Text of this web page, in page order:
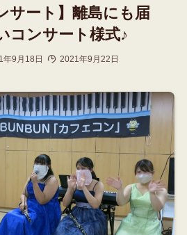
サート】離島にも届
コンサート様式♪
年9月18日 2021年9月22日